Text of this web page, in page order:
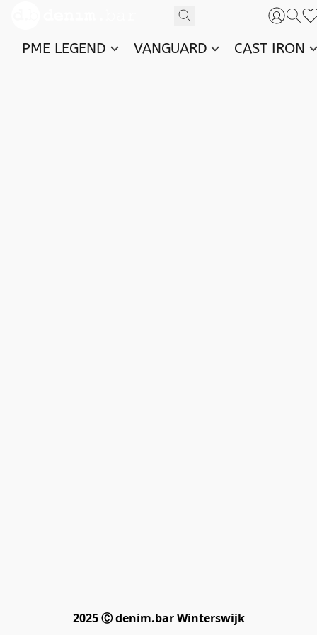
PME LEGEND VANGUARD CAST IRON
2025 Ⓒ denim.bar Winterswijk